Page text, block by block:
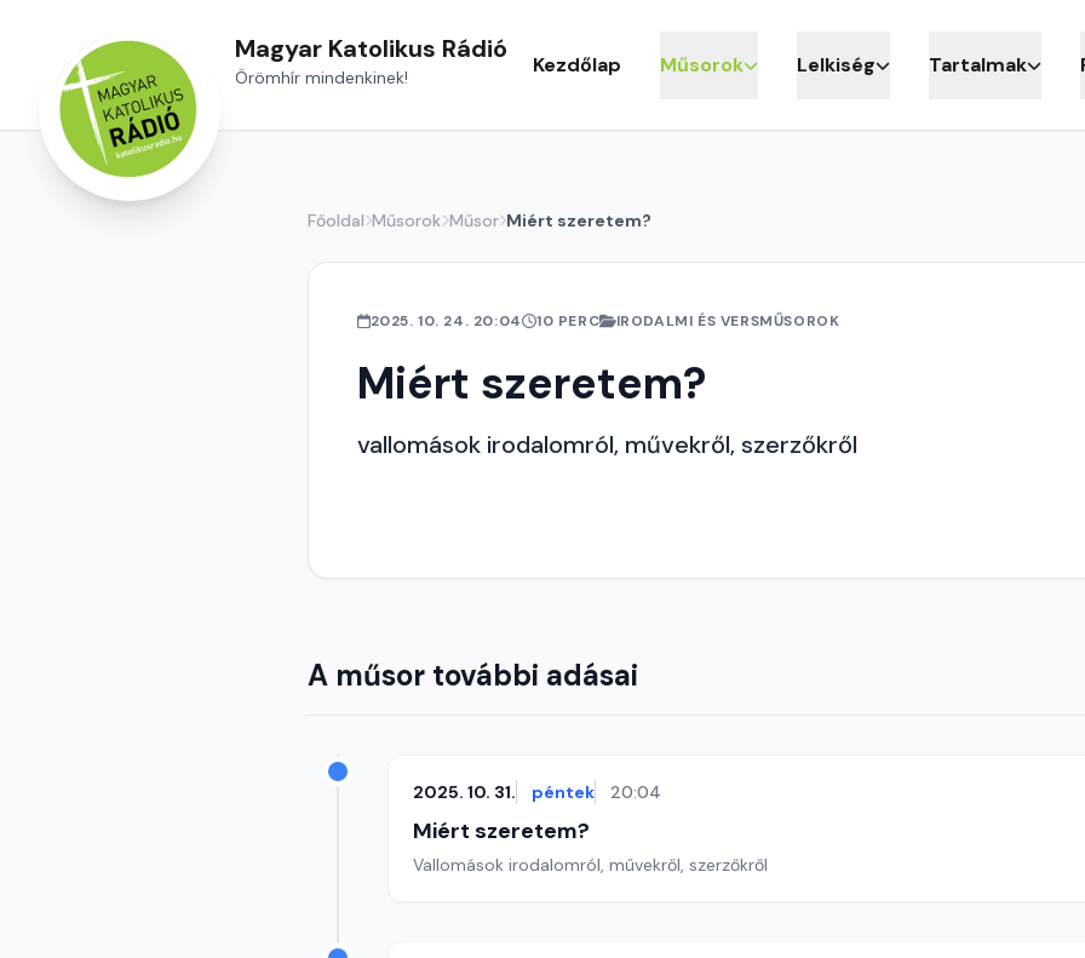
Magyar Katolikus Rádió
Örömhír mindenkinek! Kezdőlap Műsorok Lelkiség Tartalmak
Főoldal Műsorok Műsor Miért szeretem?
2025. 10. 24. 20:04 10 PERC IRODALMI ÉS VERSMŰSOROK
Miért szeretem?
vallomások irodalomról, művekről, szerzőkről
A műsor további adásai
2025. 10. 31. péntek 20:04
Miért szeretem?
Vallomások irodalomról, művekről, szerzőkről